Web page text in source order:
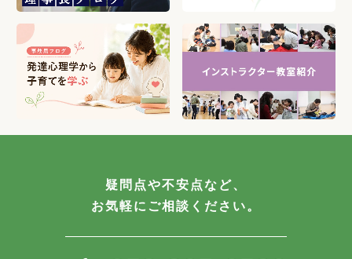
疑問点や不安点など、
お気軽にご相談ください。